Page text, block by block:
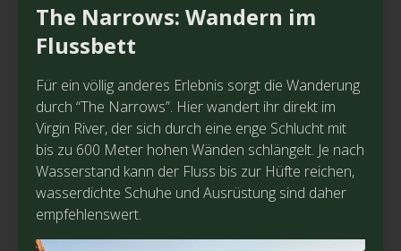
The Narrows: Wandern im
Flussbett
Für ein völlig anderes Erlebnis sorgt die Wanderung
durch “The Narrows”. Hier wandert ihr direkt im
Virgin River, der sich durch eine enge Schlucht mit
bis zu 600 Meter hohen Wänden schlängelt. Je nach
Wasserstand kann der Fluss bis zur Hüfte reichen,
wasserdichte Schuhe und Ausrüstung sind daher
empfehlenswert.